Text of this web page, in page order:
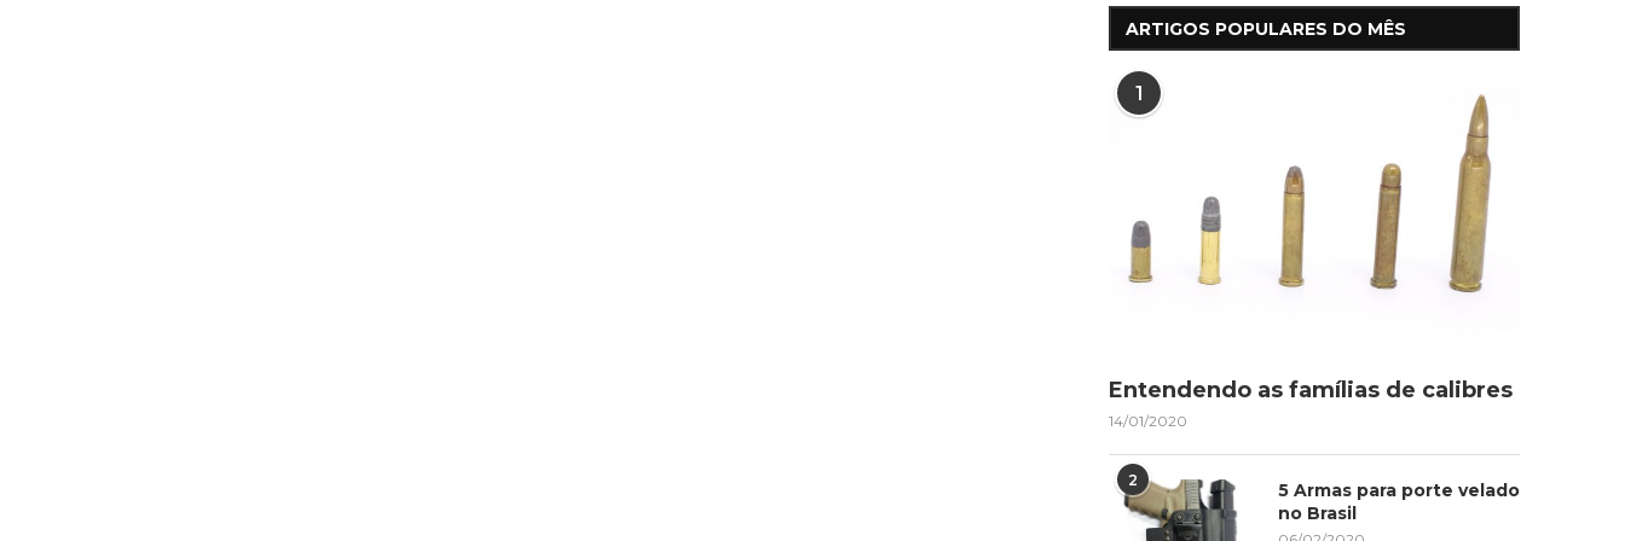
ARTIGOS POPULARES DO MÊS
1
Entendendo as famílias de calibres
14/01/2020
2
5 Armas para porte velado
no Brasil